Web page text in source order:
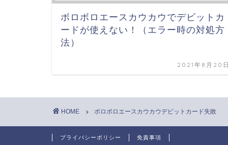
ボロボロエースカウカウでデビットカ
ードが使えない！（エラー時の対処方
法）
2021年8月20
HOME ボロボロエースカウカウデビットカード失敗
プライバシーポリシー 免責事項